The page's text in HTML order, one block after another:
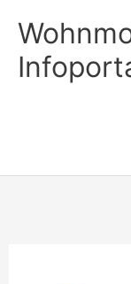
Inhalt
springen